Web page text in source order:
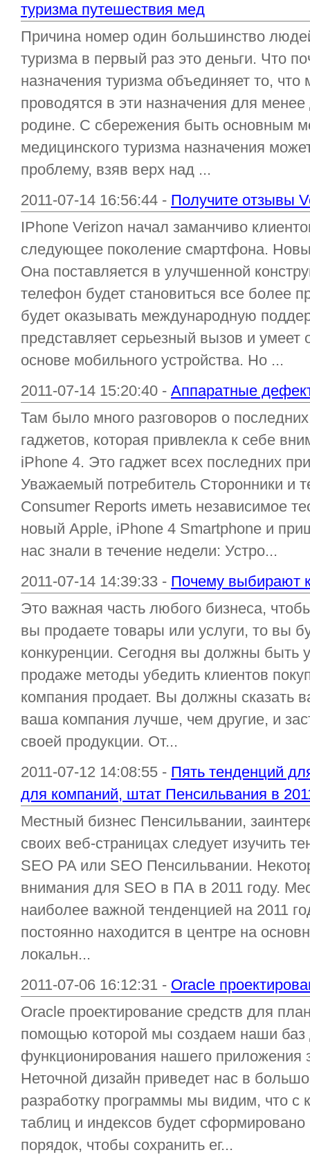
туризма путешествия мед
Причина номер один большинство
туризма в первый раз это деньги. Что
назначения туризма объединяет то,
проводятся в эти назначения для
родине. С сбережения быть основным
медицинского туризма назначения
проблему, взяв верх над ...
2011-07-14 16:56:44 - Получите отзывы
IPhone Verizon начал заманчиво
следующее поколение смартфона.
Она поставляется в улучшенной
телефон будет становиться все более
будет оказывать международную
представляет серьезный вызов и
основе мобильного устройства. Но ...
2011-07-14 15:20:40 - Аппаратные
Там было много разговоров о
гаджетов, которая привлекла к себе
iPhone 4. Это гаджет всех последних
Уважаемый потребитель Сторонники и
Consumer Reports иметь независимое
новый Apple, iPhone 4 Smartphone и
нас знали в течение недели: Устро...
2011-07-14 14:39:33 - Почему выбирают
Это важная часть любого бизнеса,
вы продаете товары или услуги, то вы
конкуренции. Сегодня вы должны быть
продаже методы убедить клиентов
компания продает. Вы должны сказать
ваша компания лучше, чем другие, и
своей продукции. От...
2011-07-12 14:08:55 - Пять тенденций
для компаний, штат Пенсильвания в
Местный бизнес Пенсильвании,
своих веб-страницах следует изучить
SEO PA или SEO Пенсильвании.
внимания для SEO в ПА в 2011 году.
наиболее важной тенденцией на 2011
постоянно находится в центре на
локальн...
2011-07-06 16:12:31 - Oracle
Oracle проектирование средств для
помощью которой мы создаем наши баз
функционирования нашего приложения
Неточной дизайн приведет нас в
разработку программы мы видим, что с
таблиц и индексов будет
порядок, чтобы сохранить ег...